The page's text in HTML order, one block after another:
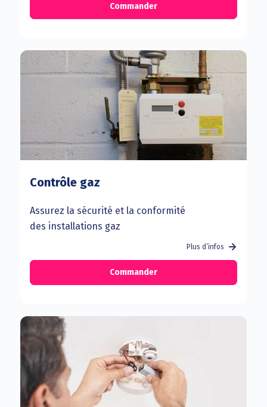
Commander
Contrôle gaz
Assurez la sécurité et la conformité
des installations gaz
Plus d’infos
Commander